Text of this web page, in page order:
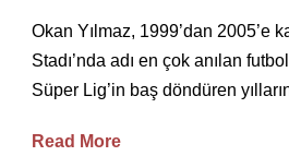
Okan Yılmaz, 1999’dan 2005’e
Stadı’nda adı en çok anılan
Süper Lig’in baş döndüren
Read More